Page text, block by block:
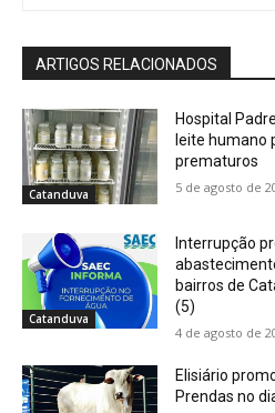
ARTIGOS RELACIONADOS
Catanduva
Hospital
leite humano
prematuros
5 de agosto de
Catanduva
Interrupção
bairros de
(5)
4 de agosto de
Elisiário
Prendas no